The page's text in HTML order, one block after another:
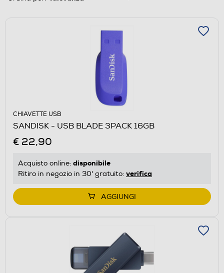
CHIAVETTE USB
SANDISK - USB BLADE 3PACK 16GB
€ 22,90
Acquisto online: disponibile
Ritiro in negozio in 30' gratuito: verifica
AGGIUNGI